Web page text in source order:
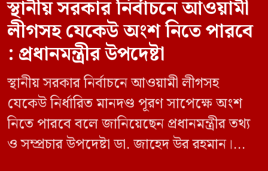
স্থানীয় সরকার নির্বাচনে আওয়ামী
লীগসহ যেকেউ অংশ নিতে পারবে
: প্রধানমন্ত্রীর উপদেষ্টা
স্থানীয় সরকার নির্বাচনে আওয়ামী লীগসহ
যেকেউ নির্ধারিত মানদণ্ড পূরণ সাপেক্ষে অংশ
নিতে পারবে বলে জানিয়েছেন প্রধানমন্ত্রীর তথ্য
ও সম্প্রচার উপদেষ্টা ডা. জাহেদ উর রহমান।